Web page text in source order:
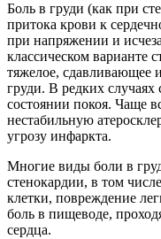
Боль в груди (как при
притока крови к
при напряжении и
классическом варианте
тяжелое, сдавливающее
груди. В редких случаях
состоянии покоя. Чаще
нестабильную
угрозу инфаркта.
Многие виды боли в
стенокардии, в том
клетки, повреждение
боль в пищеводе,
сердца.